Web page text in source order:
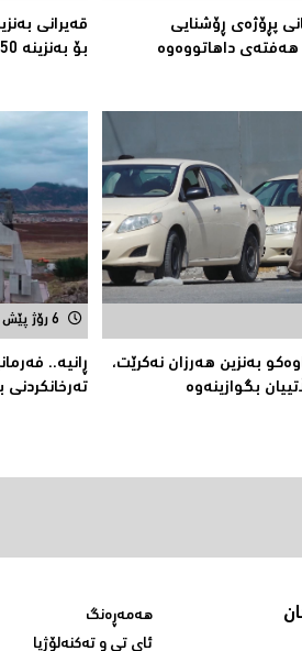
پڕۆژەی ڕۆشنایی
داهاتووەوە
قەیرانى
بۆ بەنزینە 750 ییەکە گیراوە
بەنزین هەرزان نەکرێت،
بگوازینەوە
6 رۆژ پێش ئێستا
ڕانیە..
تەرخانکردنى
هەمەڕەنگ
ئای تی و تەکنەلۆژیا